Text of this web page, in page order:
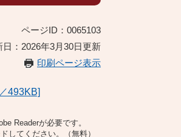
ページID：0065103
日：2026年3月30日更新
印刷ページ表示
493KB]
Readerが必要です。
してください。（無料）